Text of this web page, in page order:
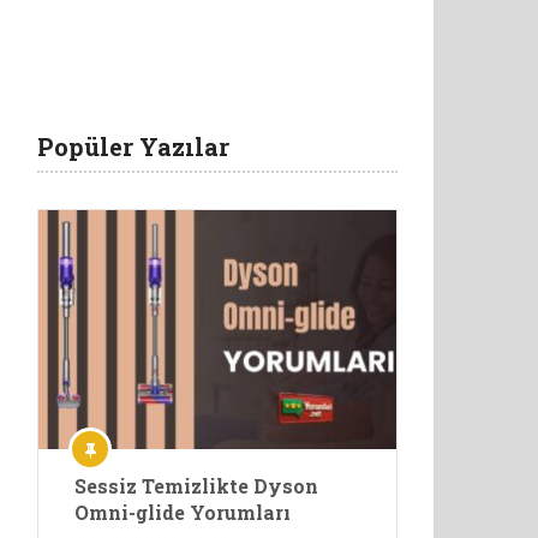
Popüler Yazılar
Sessiz Temizlikte Dyson
Omni-glide Yorumları